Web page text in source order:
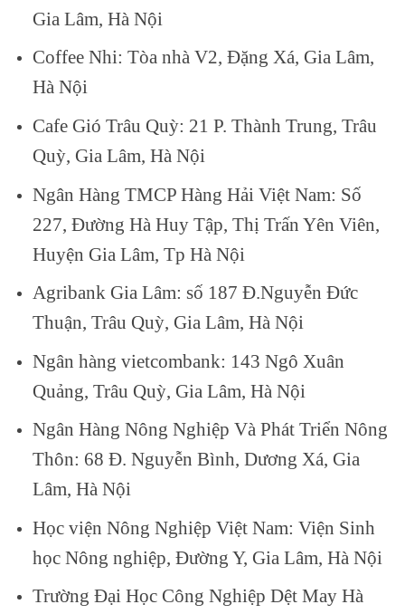
Gia Lâm, Hà Nội
Coffee Nhi: Tòa nhà V2, Đặng Xá, Gia Lâm,
Hà Nội
Cafe Gió Trâu Quỳ: 21 P. Thành Trung, Trâu
Quỳ, Gia Lâm, Hà Nội
Ngân Hàng TMCP Hàng Hải Việt Nam: Số
227, Đường Hà Huy Tập, Thị Trấn Yên Viên,
Huyện Gia Lâm, Tp Hà Nội
Agribank Gia Lâm: số 187 Đ.Nguyễn Đức
Thuận, Trâu Quỳ, Gia Lâm, Hà Nội
Ngân hàng vietcombank: 143 Ngô Xuân
Quảng, Trâu Quỳ, Gia Lâm, Hà Nội
Ngân Hàng Nông Nghiệp Và Phát Triển Nông
Thôn: 68 Đ. Nguyễn Bình, Dương Xá, Gia
Lâm, Hà Nội
Học viện Nông Nghiệp Việt Nam: Viện Sinh
học Nông nghiệp, Đường Y, Gia Lâm, Hà Nội
Trường Đại Học Công Nghiệp Dệt May Hà